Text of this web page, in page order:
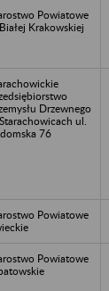
Powiatowe
Krakowskiej
Drzewnego
ul.
76
Powiatowe
Powiatowe